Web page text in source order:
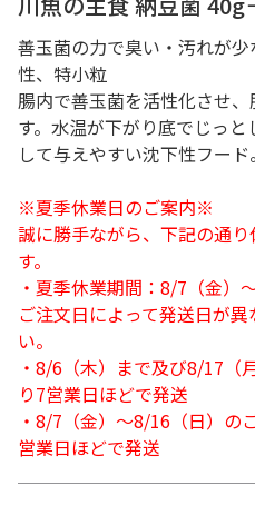
善玉菌の力で臭い・汚れが
性、特小粒
腸内で善玉菌を活性化させ
す。水温が下がり底でじっ
して与えやすい沈下性フード。
※夏季休業日のご案内※
誠に勝手ながら、下記の通
す。
・夏季休業期間：8/7（金）
ご注文日によって発送日が
い。
・8/6（木）まで及び8/17（
り7営業日ほどで発送
・8/7（金）～8/16（日）の
営業日ほどで発送